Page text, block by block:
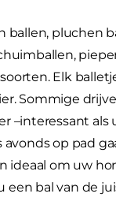
ballen, pluchen
Elk
Sommige
–interessant als
avonds op pad
ideaal om uw
een bal van de